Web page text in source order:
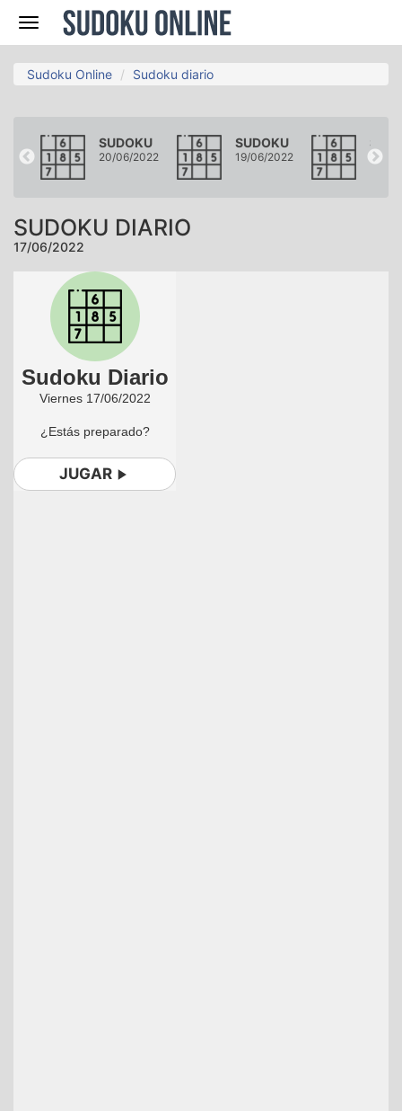
Navegación
Sudoku Online Sudoku diario
SUDOKU
20/06/2022
SUDOKU
19/06/2022 18/
SUDOKU DIARIO
17/06/2022
Sudoku Diario
Viernes 17/06/2022
¿Estás preparado?
JUGAR